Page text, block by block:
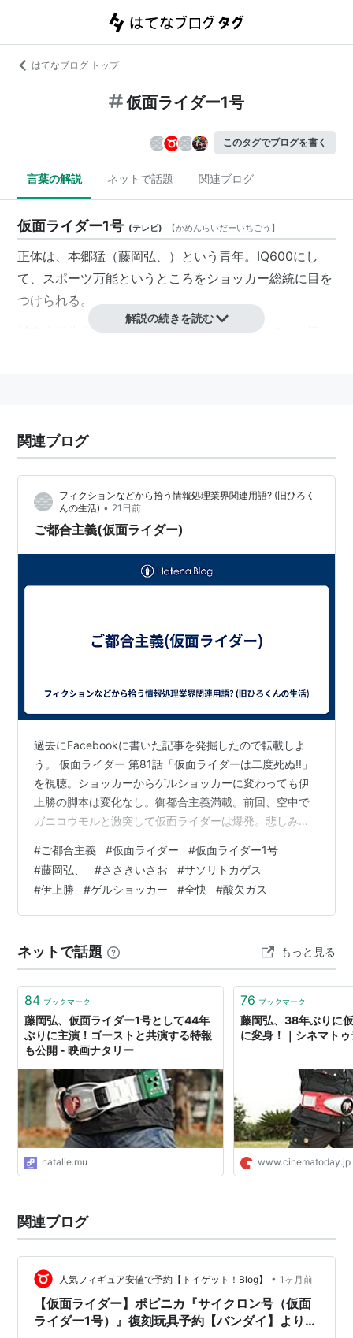
はてなブログ トップ
仮面ライダー1号
このタグでブログを書く
言葉の解説 ネットで話題 関連ブログ
仮面ライダー1号 (テレビ) 【かめんらいだーいちごう 】
正体は、本郷猛（藤岡弘、）という青年。IQ600にし
て、スポーツ万能というところをショッカー総統に目を
つけられる。
城南大学生化学研究所のエリート研究員にして、一流の
彼の恩師の緑川博士によってショッカーに推薦され、シ
ョッカー基地でバッタの能力を持つ怪人に改造されてし
まう。手術後に風力エネルギーを体内に注入され、仮面
ライダーとしての能力がここで施されることになる。脳
改造を施される前に博士と一緒に脱出するが、蜘蛛男は
ルリ子を囮に博士を抹殺しようとした。
本郷は博士とともに倉庫に隠れるが、娘のルリ子が駆け
つけたときには、蜘蛛男の攻撃で博士は泡となって消さ
の男」と恨みを買うことになる。戦闘員を次々となぎ倒
１号ライダーの技は豊富で、ライダー投げ、ライダーシ
ザースなど力強くかつ華麗。イカデビルを倒した技とし
て、ライダーきりもみシュートもある。
腕を片腕ずつ振り回すのが変身ポーズ。このポーズは、
藤岡弘、が歌舞伎の動きから取り入れたものとされる。
設定ではベルトに風圧を与えることで仮面ライダーに変
愛車はサイクロン号。ボタン一つで通常のバイクから切
り替えも出来る。横から小さい翼が出て、高いジャンプ
が出来るのも特徴。撮影で使ったバイクは当時スポンサ
ーだったスズキ製のものを改造。
藤岡弘、が1号ライダーのスーツアクターも担当してい
たために、コブラ男の回の撮影で負傷したことから、急
場しのぎとして一文字隼人（佐々木剛）こと仮面ライダ
ー2号を登場させたと言われる。
解説の続きを読む
関連ブログ
フィクションなどから拾う情報処理業界関連用語? (旧ひろく
んの生活) • 21日前
ご都合主義(仮面ライダー)
過去にFacebookに書いた記事を発掘したので転載しよ
う。 仮面ライダー 第81話「仮面ライダーは二度死ぬ!!」
を視聴。ショッカーからゲルショッカーに変わっても伊
上勝の脚本は変化なし。御都合主義満載。前回、空中で
ガニコウモルと激突して仮面ライダーは爆発。悲しみに
ろにゲルショッカーのブラック将軍から葬式の花輪(時限
爆弾付)が届いた。一方、ゲルショッカーはショッカー科
学者の粛清を開始。サソリトカゲス(八代駿の声で「ソー
リー」と鳴くので謝っているみたい)の酸欠ガスの実験台
大部屋俳優の山浦栄もいる)…
#ご都合主義 #仮面ライダー #仮面ライダー1号
#藤岡弘、 #ささきいさお #サソリトカゲス
#伊上勝 #ゲルショッカー #全快 #酸欠ガス
ネットで話題 もっと見る
84 ブックマーク
藤岡弘、仮面ライダー1号として44年
ぶりに主演！ゴーストと共演する特報
も公開 - 映画ナタリー
natalie.mu
76 ブックマーク
藤岡弘、38年ぶりに
に変身！｜シネマト
www.cinematoday.jp
関連ブログ
人気フィギュア安値で予約【トイゲット！Blog】 • 1ヶ月前
【仮面ライダー】ポピニカ『サイクロン号（仮面
ライダー1号）』復刻玩具予約【バンダイ】より